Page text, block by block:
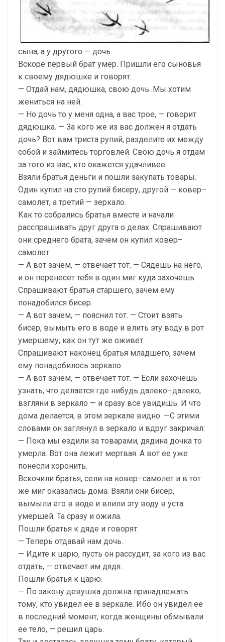
сына, а у другого — дочь.
Вскоре первый брат умер. Пришли его сыновья
к своему дядюшке и говорят:
— Отдай нам, дядюшка, свою дочь. Мы хотим
жениться на ней.
— Но дочь то у меня одна, а вас трое, — говорит
дядюшка. — За кого же из вас должен я отдать
дочь? Вот вам триста рупий, разделите их между
собой и займитесь торговлей. Свою дочь я отдам
за того из вас, кто окажется удачливее.
Взяли братья деньги и пошли закупать товары.
Один купил на сто рупий бисеру, другой — ковер–
самолет, а третий — зеркало.
Как то собрались братья вместе и начали
расспрашивать друг друга о делах. Спрашивают
они среднего брата, зачем он купил ковер–
самолет.
— А вот зачем, — отвечает тот. — Сядешь на него,
и он перенесет тебя в один миг куда захочешь.
Спрашивают братья старшего, зачем ему
понадобился бисер.
— А вот зачем, — пояснил тот. — Стоит взять
бисер, вымыть его в воде и влить эту воду в рот
умершему, как он тут же оживет.
Спрашивают наконец братья младшего, зачем
ему понадобилось зеркало.
— А вот зачем, — отвечает тот. — Если захочешь
узнать, что делается где нибудь далеко–далеко,
взгляни в зеркало — и сразу все увидишь. И что
дома делается, в этом зеркале видно. —С этими
словами он заглянул в зеркало и вдруг закричал:
— Пока мы ездили за товарами, дядина дочка то
умерла. Вот она лежит мертвая. А вот ее уже
понесли хоронить.
Вскочили братья, сели на ковер–самолет и в тот
же миг оказались дома. Взяли они бисер,
вымыли его в воде и влили эту воду в уста
умершей. Та сразу и ожила.
Пошли братья к дяде и говорят:
— Теперь отдавай нам дочь.
— Идите к царю, пусть он рассудит, за кого из вас
отдать, — отвечает им дядя.
Пошли братья к царю.
— По закону девушка должна принадлежать
тому, кто увидел ее в зеркале. Ибо он увидел ее
в последний момент, когда женщины обмывали
ее тело, — решил царь.